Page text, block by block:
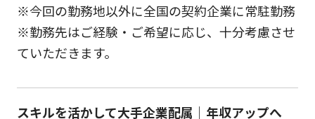
※今回の勤務地以外に全国の契約企業に常駐勤務
※勤務先はご経験・ご希望に応じ、十分考慮させ
ていただきます。
スキルを活かして大手企業配属｜年収アップへ